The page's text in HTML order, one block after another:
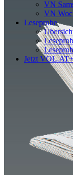
VN
VN
Leseprobe
Jetzt